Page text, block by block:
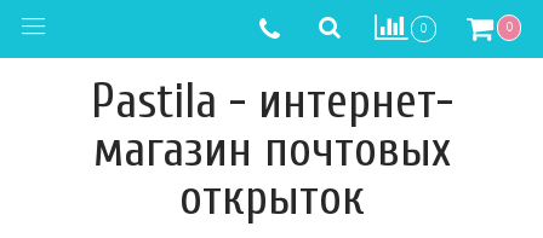
0 0
Pastila - интернет-
магазин почтовых
открыток